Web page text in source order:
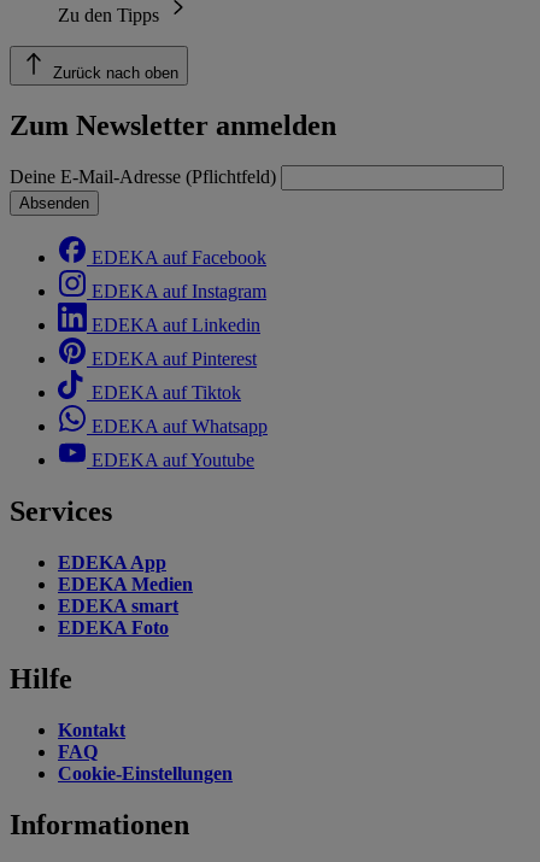
Zu den Tipps
Zurück nach oben
Zum Newsletter anmelden
Deine E-Mail-Adresse (Pflichtfeld)
Absenden
EDEKA auf Facebook
EDEKA auf Instagram
EDEKA auf Linkedin
EDEKA auf Pinterest
EDEKA auf Tiktok
EDEKA auf Whatsapp
EDEKA auf Youtube
Services
EDEKA App
EDEKA Medien
EDEKA smart
EDEKA Foto
Hilfe
Kontakt
FAQ
Cookie-Einstellungen
Informationen